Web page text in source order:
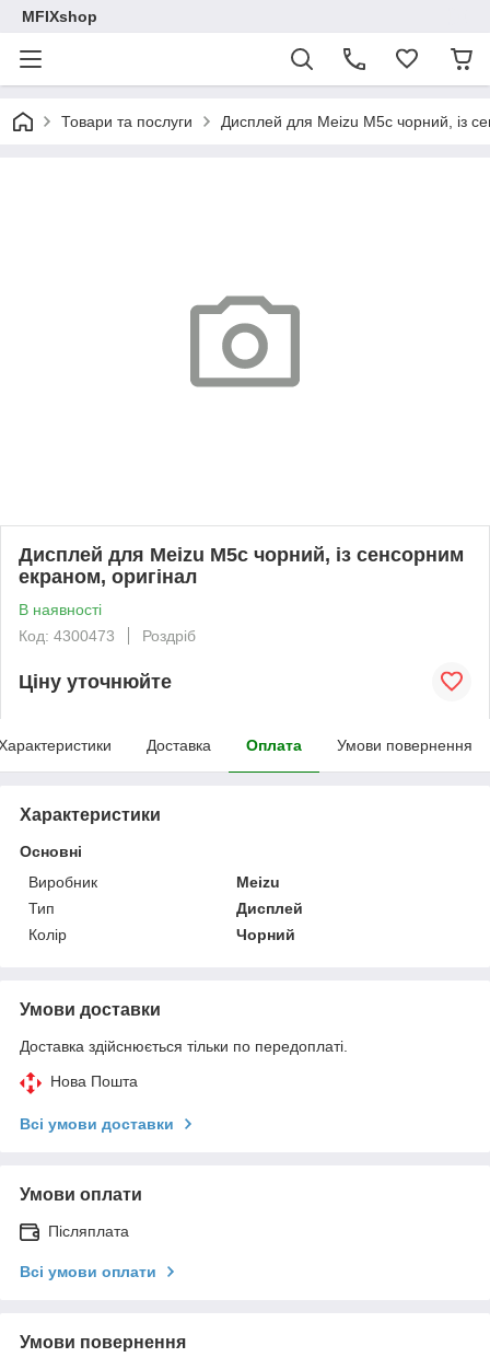
MFIXshop
Товари та послуги Дисплей для Meizu M5c чорний, із
Дисплей для Meizu M5c чорний, із сенсорним
екраном, оригінал
В наявності
Код: 4300473
Роздріб
Ціну уточнюйте
Доставка Оплата Умови повернення
Характеристики
Основні
Виробник
Meizu
Тип
Дисплей
Колір
Чорний
Умови доставки
Доставка здійснюється тільки по передоплаті.
Нова Пошта
Всі умови доставки
Умови оплати
Післяплата
Всі умови оплати
Умови повернення